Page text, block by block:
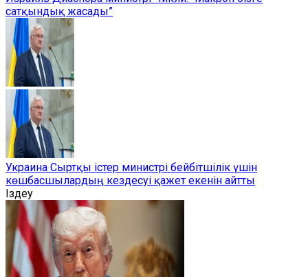
сатқындық жасады”
Украина Сыртқы істер министрі бейбітшілік үшін
көшбасшылардың кездесуі қажет екенін айтты
Іздеу